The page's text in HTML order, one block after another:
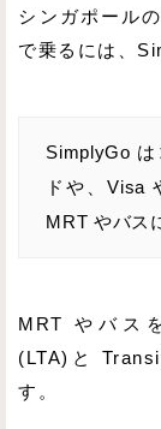
シンガポール
で乗るには、
SimplyGo
ドや、Visa
MRT やバス
MRT やバス
(LTA)と
す。